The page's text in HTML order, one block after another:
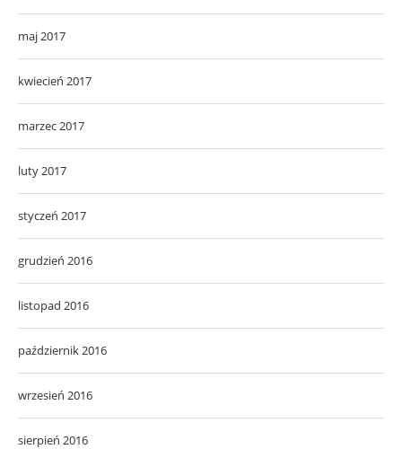
maj 2017
kwiecień 2017
marzec 2017
luty 2017
styczeń 2017
grudzień 2016
listopad 2016
październik 2016
wrzesień 2016
sierpień 2016